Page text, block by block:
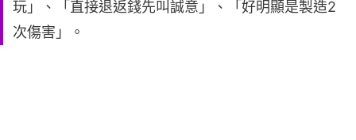
玩」、「直接退返錢先叫誠意」、「好明顯是製造2
次傷害」。